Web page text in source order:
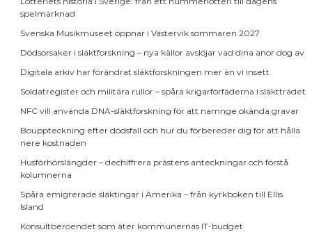
spelmarknad
Svenska Musikmuseet öppnar i Västervik sommaren 2027
Dödsorsaker i släktforskning – nya källor avslöjar vad dina anor dog av
Digitala arkiv har förändrat släktforskningen mer än vi insett
Soldatregister och militära rullor – spåra krigarförfäderna i släktträdet
NFC vill använda DNA-släktforskning för att namnge okända gravar
Bouppteckning efter dödsfall och hur du förbereder dig för att hålla
nere kostnaden
Husförhörslängder – dechiffrera prästens anteckningar och förstå
kolumnerna
Spåra emigrerade släktingar i Amerika – från kyrkboken till Ellis
Island
Konsultberoendet som äter kommunernas IT-budget